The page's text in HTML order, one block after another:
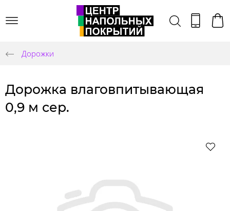
Дорожки
Дорожка влаговпитывающая
0,9 м сер.